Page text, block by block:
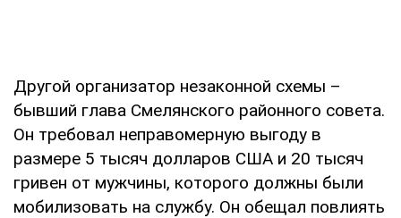
Другой организатор незаконной схемы –
бывший глава Смелянского районного совета.
Он требовал неправомерную выгоду в
размере 5 тысяч долларов США и 20 тысяч
гривен от мужчины, которого должны были
мобилизовать на службу. Он обещал повлиять